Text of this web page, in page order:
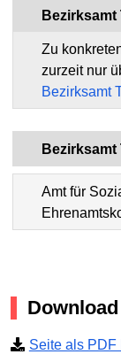
Zu
zurzeit nur
Bezirksamt
Amt für
Download
Seite als PDF